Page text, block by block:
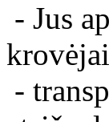
- Jus
-